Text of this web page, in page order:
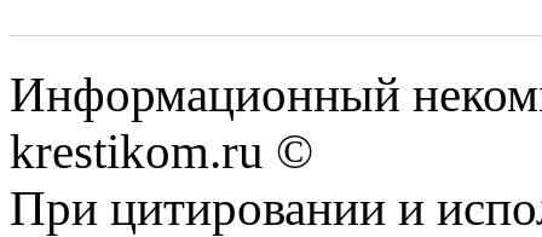
Информационный
krestikom.ru ©
При цитировании и